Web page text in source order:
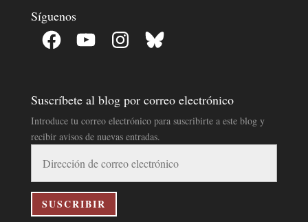
Síguenos
Facebook YouTube InstagramBluesky
Suscríbete al blog por correo electrónico
Introduce tu correo electrónico para suscribirte a este blog y
recibir avisos de nuevas entradas.
correo
electrónico
SUSCRIBIR